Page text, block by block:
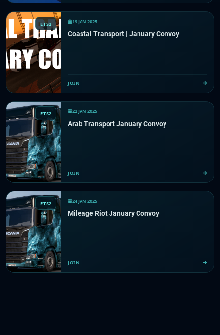
ETS2 19 JAN 2025
Coastal Transport | January Convoy
JOIN
ETS2 22 JAN 2025
Arab Transport January Convoy
JOIN
ETS2 24 JAN 2025
Mileage Riot January Convoy
JOIN